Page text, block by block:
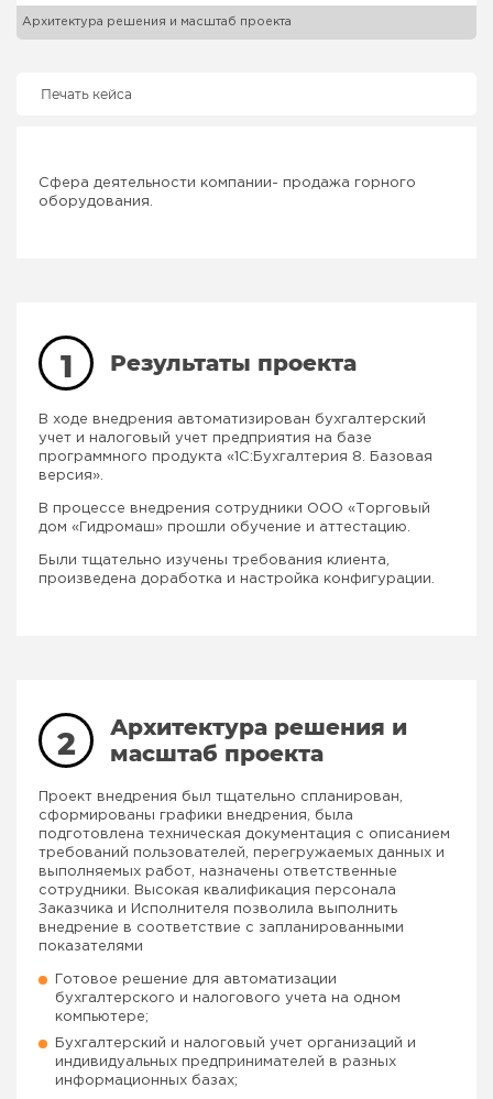
Сфера деятельности компании- продажа горного
оборудования.
1 Результаты проекта
В ходе внедрения автоматизирован бухгалтерский
учет и налоговый учет предприятия на базе
программного продукта «1С:Бухгалтерия 8. Базовая
версия».
В процессе внедрения сотрудники ООО «Торговый
дом «Гидромаш» прошли обучение и аттестацию.
Были тщательно изучены требования клиента,
произведена доработка и настройка конфигурации.
2
Архитектура решения и
масштаб проекта
Проект внедрения был тщательно спланирован,
сформированы графики внедрения, была
подготовлена техническая документация с описанием
требований пользователей, перегружаемых данных и
выполняемых работ, назначены ответственные
сотрудники. Высокая квалификация персонала
Заказчика и Исполнителя позволила выполнить
внедрение в соответствие с запланированными
показателями
Готовое решение для автоматизации
бухгалтерского и налогового учета на одном
компьютере;
Бухгалтерский и налоговый учет организаций и
индивидуальных предпринимателей в разных
информационных базах;
Архитектура решения и масштаб проекта
Печать кейса